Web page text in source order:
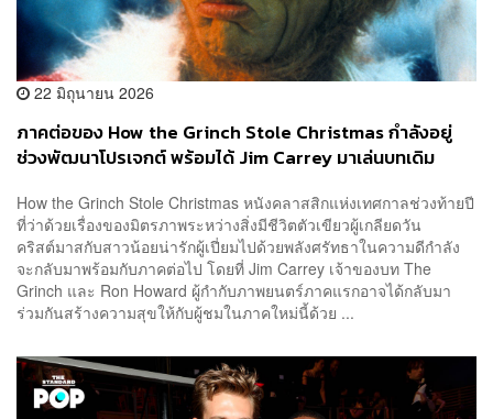
22 มิถุนายน 2026
ภาคต่อของ How the Grinch Stole Christmas กำลังอยู่
ช่วงพัฒนาโปรเจกต์ พร้อมได้ Jim Carrey มาเล่นบทเดิม
How the Grinch Stole Christmas หนังคลาสสิกแห่งเทศกาลช่วงท้ายปี
ที่ว่าด้วยเรื่องของมิตรภาพระหว่างสิ่งมีชีวิตตัวเขียวผู้เกลียดวัน
คริสต์มาสกับสาวน้อยน่ารักผู้เปี่ยมไปด้วยพลังศรัทธาในความดีกำลัง
จะกลับมาพร้อมกับภาคต่อไป โดยที่ Jim Carrey เจ้าของบท The
Grinch และ Ron Howard ผู้กำกับภาพยนตร์ภาคแรกอาจได้กลับมา
ร่วมกันสร้างความสุขให้กับผู้ชมในภาคใหม่นี้ด้วย ...